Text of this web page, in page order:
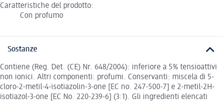
Caratteristiche del prodotto:
Con profumo
Sostanze
Contiene (Reg. Det. (CE) Nr. 648/2004): inferiore a 5% tensioattivi
non ionici. Altri componenti: profumi. Conservanti: miscela di 5-
cloro-2-metil-4-isotiazolin-3-one [EC no. 247-500-7] e 2-metil-2H-
isotiazol-3-one [EC No. 220-239-6] (3:1). Gli ingredienti elencati